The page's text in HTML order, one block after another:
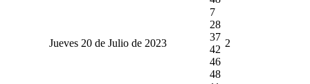
Jueves 20 de Julio de 2023
7
28
37
42
46
48
2